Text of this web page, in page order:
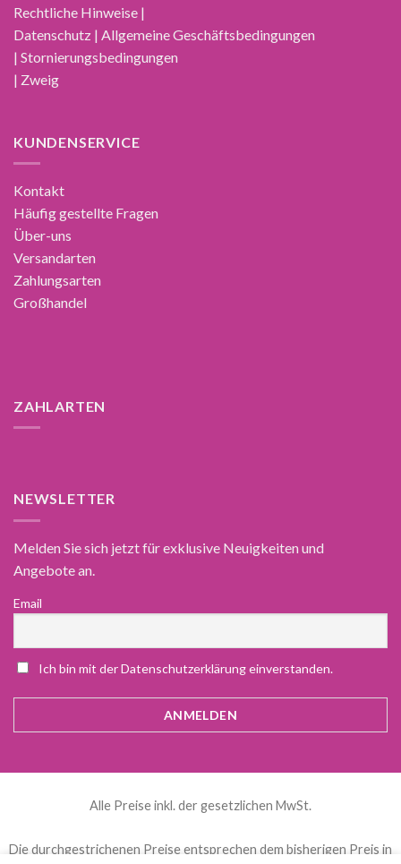
Rechtliche Hinweise |
Datenschutz | Allgemeine Geschäftsbedingungen
| Stornierungsbedingungen
| Zweig
KUNDENSERVICE
Kontakt
Häufig gestellte Fragen
Über-uns
Versandarten
Zahlungsarten
Großhandel
ZAHLARTEN
NEWSLETTER
Melden Sie sich jetzt für exklusive Neuigkeiten und
Angebote an.
Email
Ich bin mit der Datenschutzerklärung einverstanden.
Alle Preise inkl. der gesetzlichen MwSt.
Die durchgestrichenen Preise entsprechen dem bisherigen Preis in